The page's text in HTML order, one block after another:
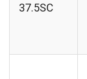
37.5SC